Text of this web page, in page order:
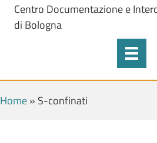
Centro Documentazione e
di Bologna
Home» S-confinati